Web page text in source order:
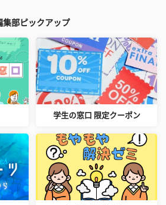
集部ピックアップ
学生の窓口 限定クーポン